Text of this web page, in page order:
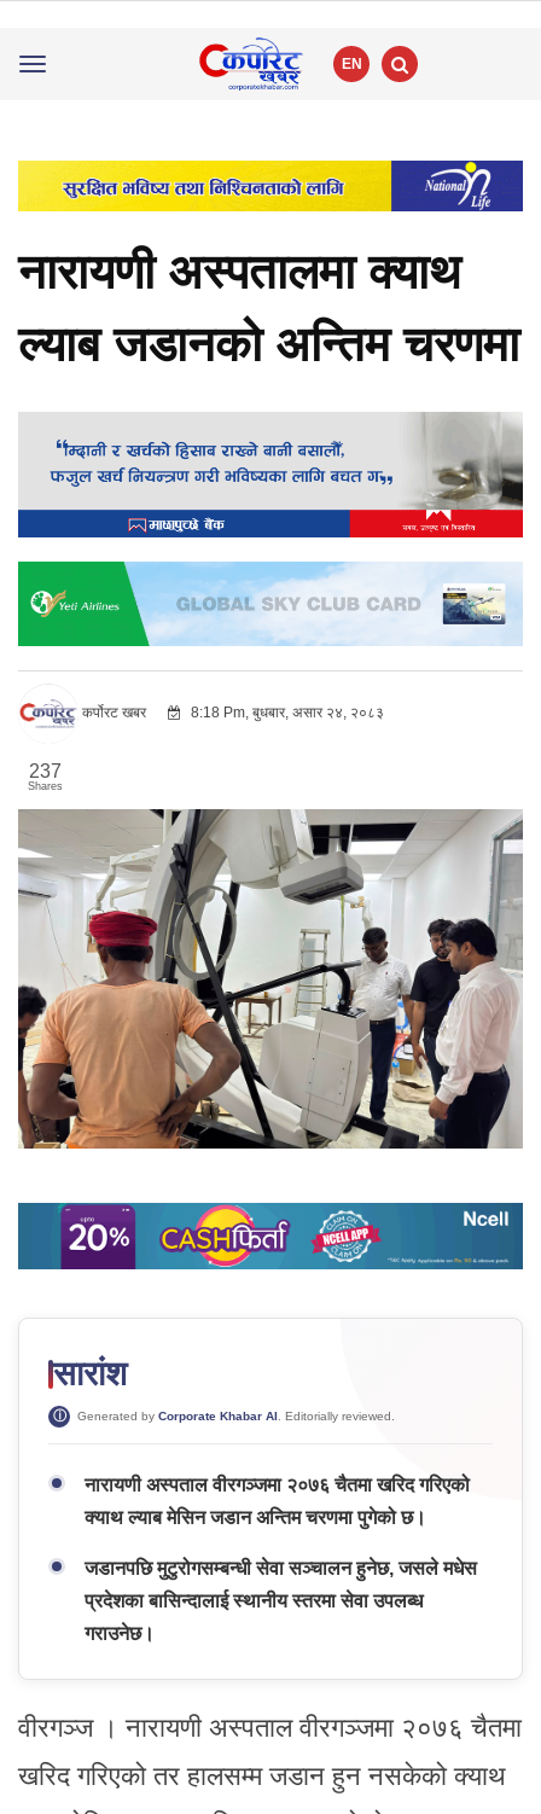
Toggle
EN
नारायणी अस्पतालमा क्याथ
ल्याब जडानको अन्तिम चरणमा
कर्पोरट खबर 8:18 Pm, बुधबार, असार २४, २०८३
237
Shares
सारांश
Generated by Corporate Khabar AI . Editorially reviewed.
नारायणी अस्पताल वीरगञ्जमा २०७६ चैतमा खरिद गरिएको
क्याथ ल्याब मेसिन जडान अन्तिम चरणमा पुगेको छ।
जडानपछि मुटुरोगसम्बन्धी सेवा सञ्चालन हुनेछ, जसले मधेस
प्रदेशका बासिन्दालाई स्थानीय स्तरमा सेवा उपलब्ध
गराउनेछ।
वीरगञ्ज । नारायणी अस्पताल वीरगञ्जमा २०७६ चैतमा
खरिद गरिएको तर हालसम्म जडान हुन नसकेको क्याथ